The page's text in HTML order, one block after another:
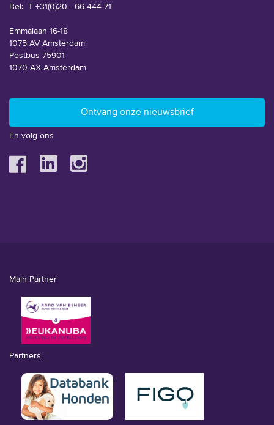
Bel: T +31(0)20 - 66 444 71
Emmalaan 16-18
1075 AV Amsterdam
Postbus 75901
1070 AX Amsterdam
En volg ons
Main Partner
Partners